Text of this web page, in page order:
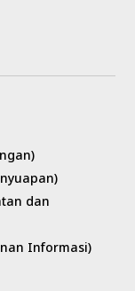
dan
Informasi)